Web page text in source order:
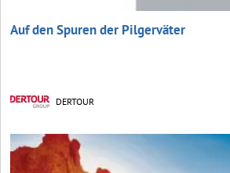
Auf den Spuren der Pilgerväter
DERTOUR